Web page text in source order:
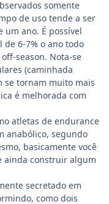
somente
de uso tende a ser
um ano. É possível
6-7% o ano todo
season. Nota-se
(caminhada
se tornam muito mais
é melhorada com
atletas de endurance
anabólico, segundo
basicamente você
ainda construir algum
secretado em
como dois